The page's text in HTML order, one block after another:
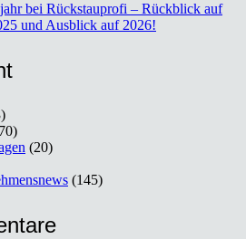
bei Rück­stau­pro­fi – Rück­blick auf
und Aus­blick auf 2026!
(20)
(145)